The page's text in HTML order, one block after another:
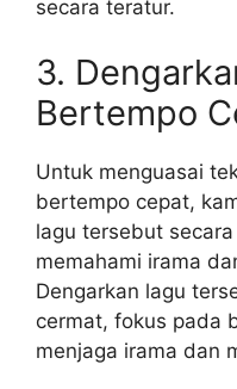
secara teratur.
3.
Bertempo
Untuk menguasai
bertempo cepat,
lagu tersebut
memahami irama
Dengarkan lagu
cermat, fokus pada
menjaga irama dan